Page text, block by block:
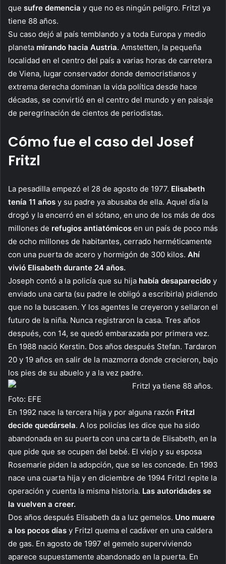
que sufre demencia y que no es ningún peligro. Fritzl ya
tiene 88 años.
Su caso dejó al país temblando y a toda Europa y medio
planeta mirando hacia Austria. Amstetten, la pequeña
localidad en el centro del país a varias horas de carretera
de Viena, lugar conservador donde democristianos y
extrema derecha dominan la vida política desde hace
décadas, se convirtió en el centro del mundo y en paisaje
de peregrinación de cientos de periodistas.
Cómo fue el caso del Josef
Fritzl
La pesadilla empezó el 28 de agosto de 1977. Elisabeth
tenía 11 años y su padre ya abusaba de ella. Aquel día la
drogó y la encerró en el sótano, en uno de los más de dos
millones de refugios antiatómicos en un país de poco más
de ocho millones de habitantes, cerrado herméticamente
con una puerta de acero y hormigón de 300 kilos. Ahí
vivió Elisabeth durante 24 años.
Joseph contó a la policía que su hija había desaparecido y
enviado una carta (su padre le obligó a escribirla) pidiendo
que no la buscasen. Y los agentes le creyeron y sellaron el
futuro de la niña. Nunca registraron la casa. Tres años
después, con 14, se quedó embarazada por primera vez.
En 1988 nació Kerstin. Dos años después Stefan. Tardaron
20 y 19 años en salir de la mazmorra donde crecieron, bajo
los pies de su abuelo y a la vez padre.
Fritzl ya tiene 88 años.
Foto: EFE
En 1992 nace la tercera hija y por alguna razón Fritzl
decide quedársela. A los policías les dice que ha sido
abandonada en su puerta con una carta de Elisabeth, en la
que pide que se ocupen del bebé. El viejo y su esposa
Rosemarie piden la adopción, que se les concede. En 1993
nace una cuarta hija y en diciembre de 1994 Fritzl repite la
operación y cuenta la misma historia. Las autoridades se
la vuelven a creer.
Dos años después Elisabeth da a luz gemelos. Uno muere
a los pocos días y Fritzl quema el cadáver en una caldera
de gas. En agosto de 1997 el gemelo superviviendo
aparece supuestamente abandonado en la puerta. En